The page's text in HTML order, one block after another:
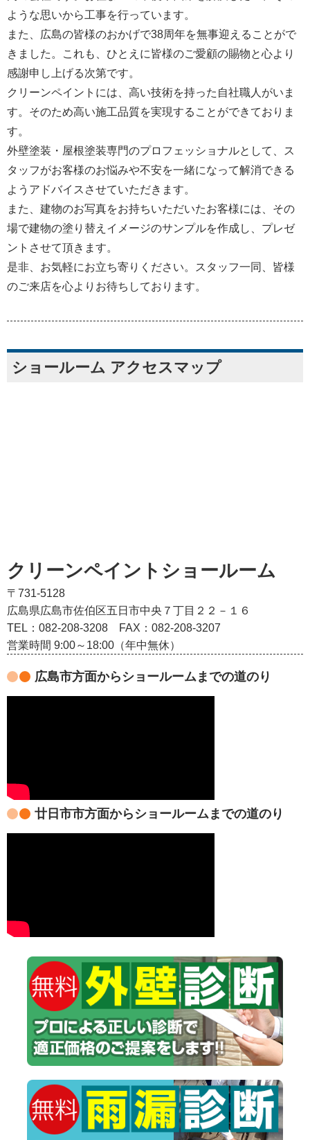
ような思いから工事を行っています。
また、広島の皆様のおかげで38周年を無事迎えることがで
きました。これも、ひとえに皆様のご愛顧の賜物と心より
感謝申し上げる次第です。
クリーンペイントには、高い技術を持った自社職人がいま
す。そのため高い施工品質を実現することができておりま
す。
外壁塗装・屋根塗装専門のプロフェッショナルとして、ス
タッフがお客様のお悩みや不安を一緒になって解消できる
ようアドバイスさせていただきます。
また、建物のお写真をお持ちいただいたお客様には、その
場で建物の塗り替えイメージのサンプルを作成し、プレゼ
ントさせて頂きます。
是非、お気軽にお立ち寄りください。スタッフ一同、皆様
のご来店を心よりお待ちしております。
ショールーム アクセスマップ
クリーンペイントショールーム
〒731-5128
広島県広島市佐伯区五日市中央７丁目２２－１６
TEL：082‐208‐3208
FAX：082-208-3207
営業時間 9:00～18:00（年中無休）
広島市方面からショールームまでの道のり
廿日市市方面からショールームまでの道のり